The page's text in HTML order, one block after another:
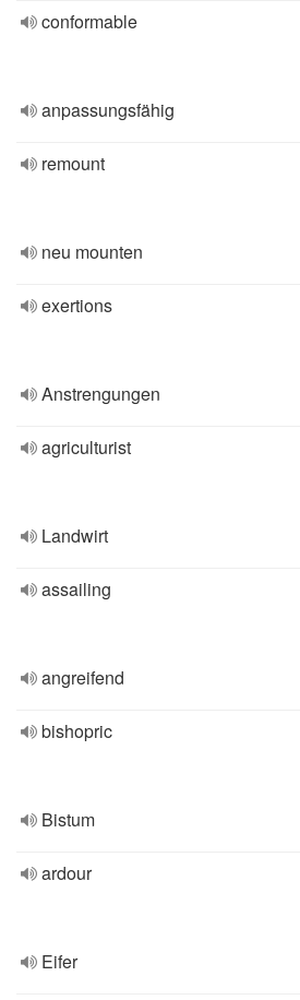
conformable
anpassungsfähig
remount
neu mounten
exertions
Anstrengungen
agriculturist
Landwirt
assailing
angreifend
bishopric
Bistum
ardour
Eifer